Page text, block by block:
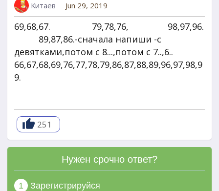
Китаев Jun 29, 2019
69,68,67. 79,78,76, 98,97,96.
89,87,86.-сначала напиши -с
девятками,потом с 8...,потом с 7..,6..
66,67,68,69,76,77,78,79,86,87,88,89,96,97,98,9
9.
251
Нужен срочно ответ?
1 Зарегистрируйся